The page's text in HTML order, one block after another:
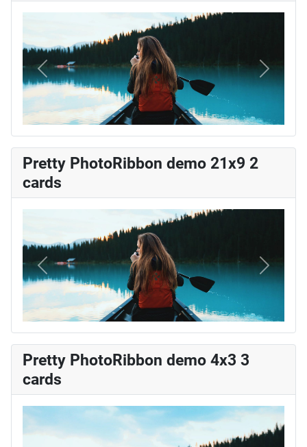
Vorige
Pretty PhotoRibbon demo 21x9 2
cards
Vorige
Pretty PhotoRibbon demo 4x3 3
cards